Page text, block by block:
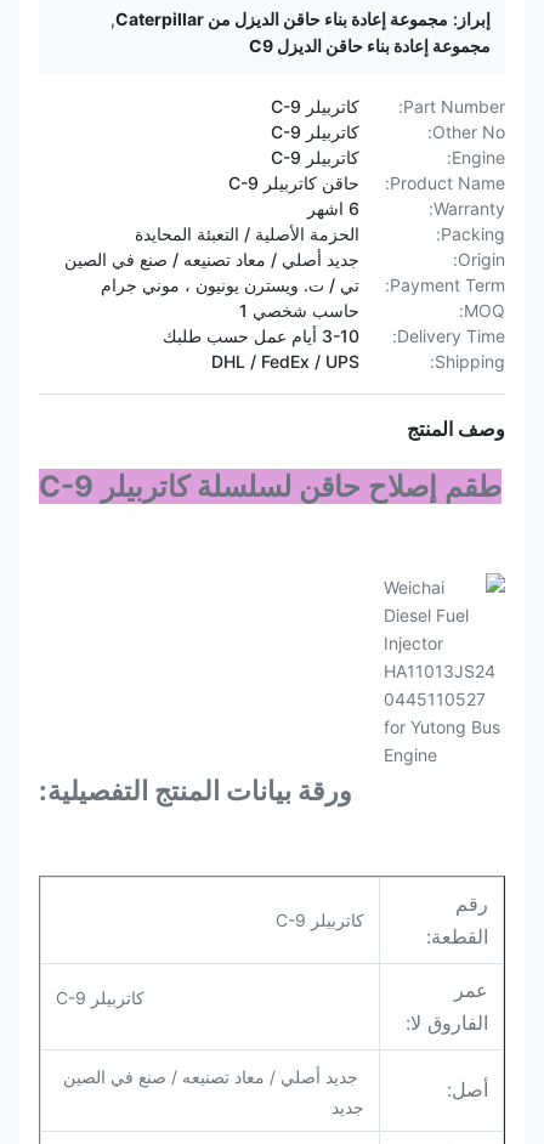
إبراز: مجموعة إعادة بناء حاقن الديزل من Caterpillar
,
مجموعة إعادة بناء حاقن الديزل C9
Part Number:
كاتربيلر C-9
Other No:
كاتربيلر C-9
Engine:
كاتربيلر C-9
Product Name:
حاقن كاتربيلر C-9
Warranty:
6 اشهر
Packing:
الحزمة الأصلية / التعبئة المحايدة
Origin:
جديد أصلي / معاد تصنيعه / صنع في الصين
Payment Term:
تي / ت. ويسترن يونيون ، موني جرام
MOQ:
حاسب شخصي 1
Delivery Time:
3-10 أيام عمل حسب طلبك
Shipping:
DHL / FedEx / UPS
وصف المنتج
طقم إصلاح حاقن لسلسلة كاتربيلر C-9
ورقة بيانات المنتج التفصيلية:
رقم
القطعة:
كاتربيلر C-9
عمر
الفاروق لا:
كاتربيلر C-9
أصل:
جديد أصلي / معاد تصنيعه / صنع في الصين
جديد